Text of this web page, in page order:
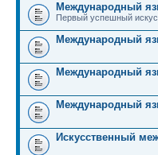
Международный
Первый успешный
Международный
Международный
Международный
Искусственный